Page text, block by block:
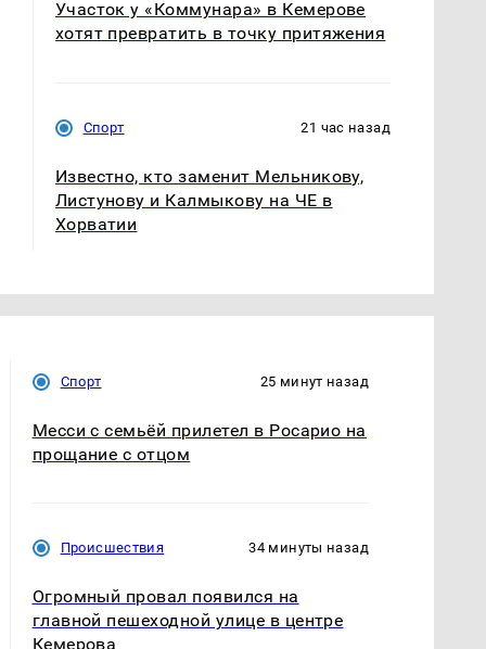
Участок у «Коммунара» в Кемерове
хотят превратить в точку притяжения
Спорт 21 час назад
Известно, кто заменит Мельникову,
Листунову и Калмыкову на ЧЕ в
Хорватии
Спорт 25 минут назад
Месси с семьёй прилетел в Росарио на
прощание с отцом
Происшествия 34 минуты назад
Огромный провал появился на
главной пешеходной улице в центре
Кемерова